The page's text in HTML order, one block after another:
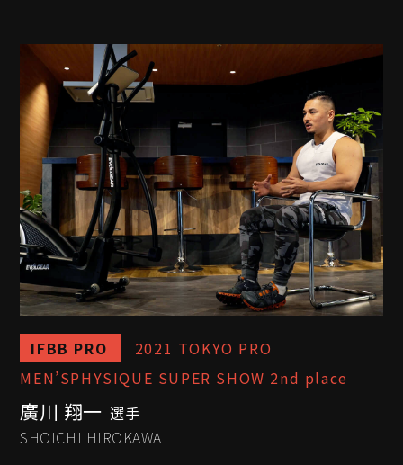
IFBB PRO
2021 TOKYO PRO
MEN’SPHYSIQUE SUPER SHOW 2nd place
廣川 翔一 選手
SHOICHI HIROKAWA